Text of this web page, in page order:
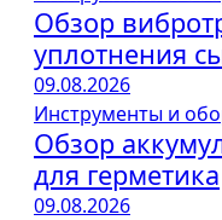
Обзор
уплотнения
09.08.2026
Инструменты и
Обзор
для герметика
09.08.2026